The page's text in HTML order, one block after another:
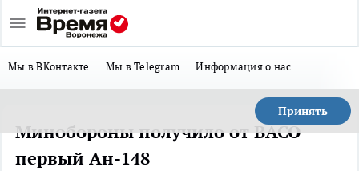
Мы в ВКонтакте Мы в Telegram Информация о нас
Принять
Минобороны получило от ВАСО
первый Ан-148